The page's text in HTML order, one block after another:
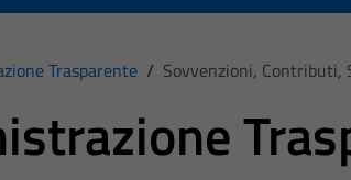
Trasparente / Sovvenzioni, Contributi,